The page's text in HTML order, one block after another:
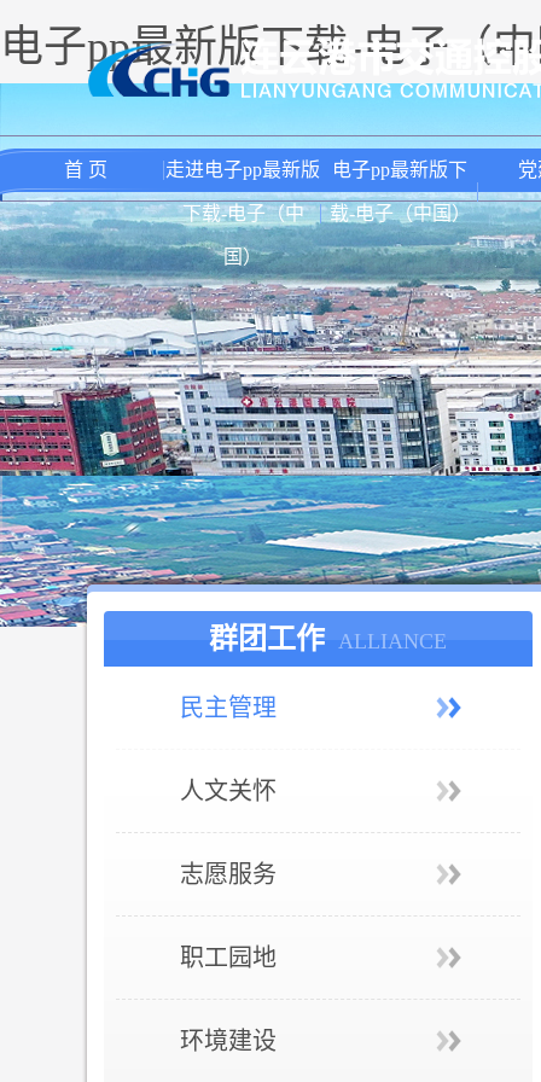
电子pp最新版下载-电子（
首 页 走进电子pp最新版
下载-电子（中
国）
电子pp最新版下
载-电子（中国）
群团工作 ALLIANCE
民主管理
人文关怀
志愿服务
职工园地
环境建设